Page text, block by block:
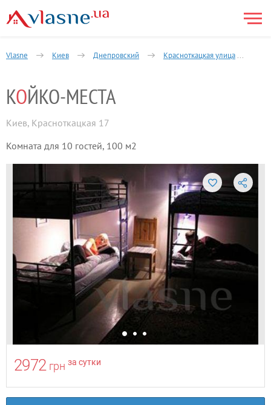
Vlasne Киев Днепровский Красноткацкая улица
КОЙКО-МЕСТА
Киев, Красноткацкая 17
Комната для 10 гостей, 100 м2
2972 грн за сутки